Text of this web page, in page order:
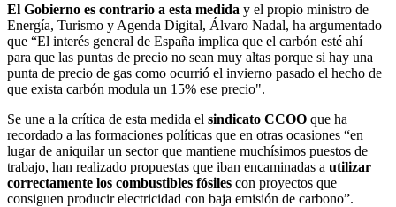
El Gobierno es contrario a esta medida y el propio ministro de
Energía, Turismo y Agenda Digital, Álvaro Nadal, ha argumentado
que “El interés general de España implica que el carbón esté ahí
para que las puntas de precio no sean muy altas porque si hay una
punta de precio de gas como ocurrió el invierno pasado el hecho de
que exista carbón modula un 15% ese precio".
Se une a la crítica de esta medida el sindicato CCOO que ha
recordado a las formaciones políticas que en otras ocasiones “en
lugar de aniquilar un sector que mantiene muchísimos puestos de
trabajo, han realizado propuestas que iban encaminadas a utilizar
correctamente los combustibles fósiles con proyectos que
consiguen producir electricidad con baja emisión de carbono”.